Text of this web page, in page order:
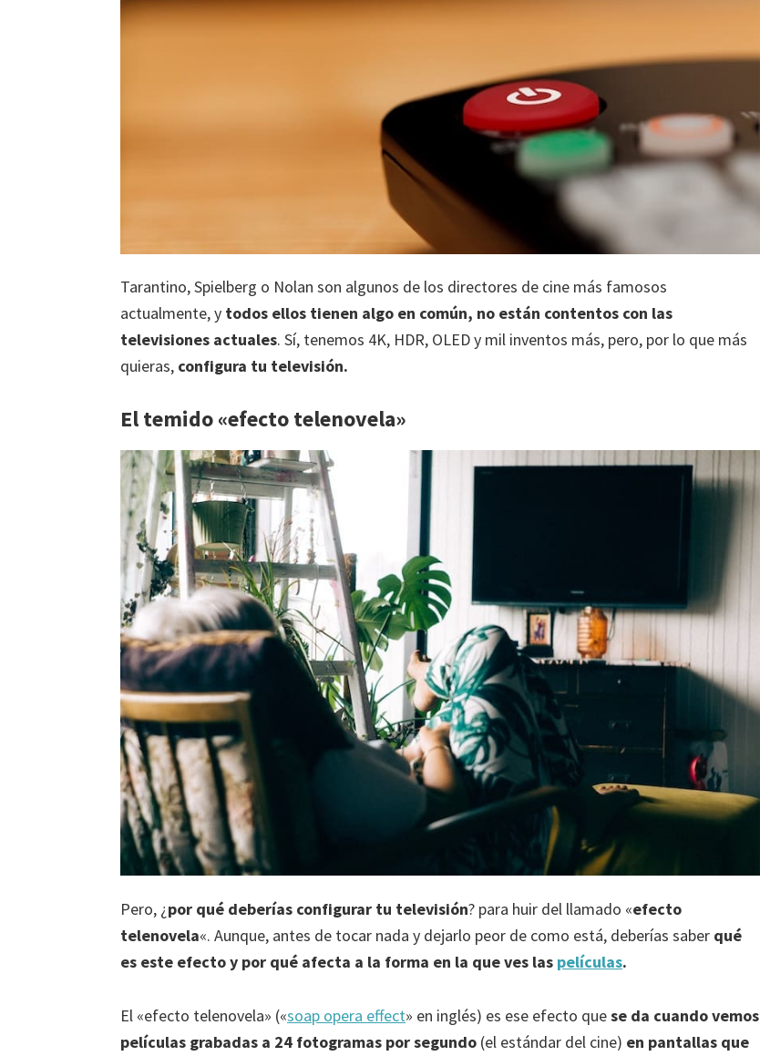
Tarantino, Spielberg o Nolan son algunos de los directores de cine más famosos
actualmente, y todos ellos tienen algo en común, no están contentos con las
televisiones actuales. Sí, tenemos 4K, HDR, OLED y mil inventos más, pero, por lo que más
quieras, configura tu televisión.
El temido «efecto telenovela»
Pero, ¿por qué deberías configurar tu televisión? para huir del llamado «efecto
telenovela«. Aunque, antes de tocar nada y dejarlo peor de como está, deberías saber qué
es este efecto y por qué afecta a la forma en la que ves las películas.
El «efecto telenovela» («soap opera effect» en inglés) es ese efecto quese da cuando vemos
películas grabadas a 24 fotogramas por segundo (el estándar del cine) en pantallas que